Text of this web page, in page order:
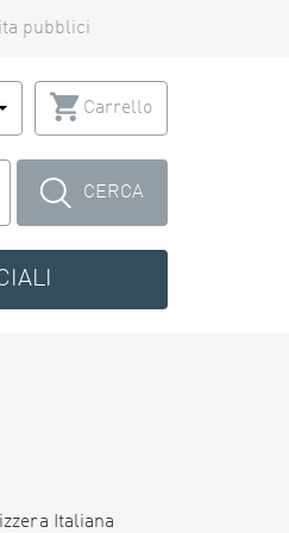
pubblici
Carrello
CERCA